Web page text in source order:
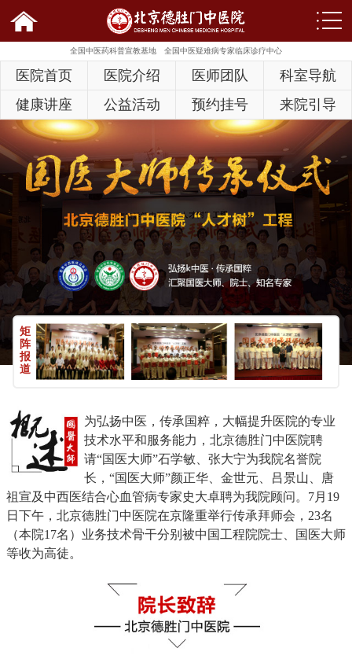
全国中医药科普宣教基地 全国中医疑难病专家临床诊疗中心
医院首页 医院介绍 医师团队
科室导航
健康讲座
公益活动 预约挂号 来院引导
矩
阵
报
道
为弘扬中医，传承国粹，大幅提升医院的专业
技术水平和服务能力，北京德胜门中医院聘
请“国医大师”石学敏、张大宁为我院名誉院
长，“国医大师”颜正华、金世元、吕景山、唐
祖宣及中西医结合心血管病专家史大卓聘为我院顾问。7月19
日下午，北京德胜门中医院在京隆重举行传承拜师会，23名
（本院17名）业务技术骨干分别被中国工程院院士、国医大师
等收为高徒。